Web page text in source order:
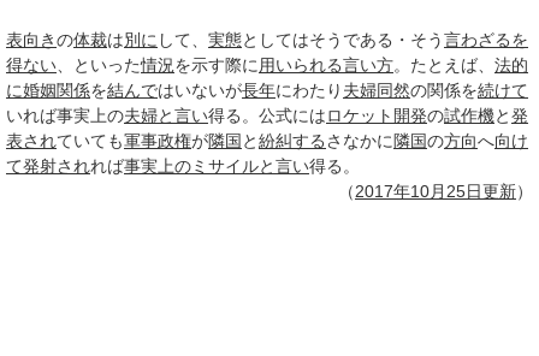
表向きの体裁は別に して、 実態としてはそうである・そう言わざるを
得ない 、といった情況を示す際に 用いられる言い方。たとえば、 法的
に婚姻関係を結んではいないが長年にわたり 夫婦同然の関係を続けて
いれば事実上の夫婦と言い得る。公式にはロケット開発の試作機と発
表されていても軍事政権が隣国 と紛糾するさなかに 隣国の方向へ向け
て発射されれば事実上のミサイルと言い得る。
（2017年10月 25日更新）